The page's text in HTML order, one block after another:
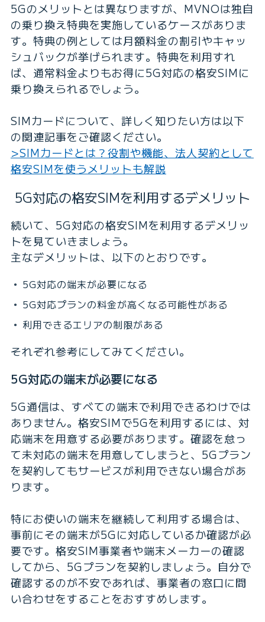
5Gのメリットとは異なりますが、MVNOは独自
の乗り換え特典を実施しているケースがありま
す。特典の例としては月額料金の割引やキャッ
シュバックが挙げられます。特典を利用すれ
ば、通常料金よりもお得に5G対応の格安SIMに
乗り換えられるでしょう。
SIMカードについて、詳しく知りたい方は以下
の関連記事をご確認ください。
>SIMカードとは？役割や機能、法人契約として
格安SIMを使うメリットも解説
5G対応の格安SIMを利用するデメリット
続いて、5G対応の格安SIMを利用するデメリッ
トを見ていきましょう。
主なデメリットは、以下のとおりです。
5G対応の端末が必要になる
5G対応プランの料金が高くなる可能性がある
利用できるエリアの制限がある
それぞれ参考にしてみてください。
5G対応の端末が必要になる
5G通信は、すべての端末で利用できるわけでは
ありません。格安SIMで5Gを利用するには、対
応端末を用意する必要があります。確認を怠っ
て未対応の端末を用意してしまうと、5Gプラン
を契約してもサービスが利用できない場合があ
ります。
特にお使いの端末を継続して利用する場合は、
事前にその端末が5Gに対応しているか確認が必
要です。格安SIM事業者や端末メーカーの確認
してから、5Gプランを契約しましょう。自分で
確認するのが不安であれば、事業者の窓口に問
い合わせをすることをおすすめします。